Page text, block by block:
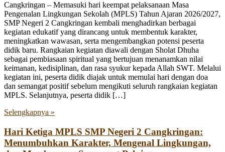
Cangkringan – Memasuki hari keempat pelaksanaan Masa
Pengenalan Lingkungan Sekolah (MPLS) Tahun Ajaran 2026/2027,
SMP Negeri 2 Cangkringan kembali menghadirkan berbagai
kegiatan edukatif yang dirancang untuk membentuk karakter,
meningkatkan wawasan, serta mengembangkan potensi peserta
didik baru. Rangkaian kegiatan diawali dengan Sholat Dhuha
sebagai pembiasaan spiritual yang bertujuan menanamkan nilai
keimanan, kedisiplinan, dan rasa syukur kepada Allah SWT. Melalui
kegiatan ini, peserta didik diajak untuk memulai hari dengan doa
dan semangat positif sebelum mengikuti seluruh rangkaian kegiatan
MPLS. Selanjutnya, peserta didik […]
Selengkapnya »
Hari Ketiga MPLS SMP Negeri 2 Cangkringan:
Menumbuhkan Karakter, Mengenal Lingkungan,